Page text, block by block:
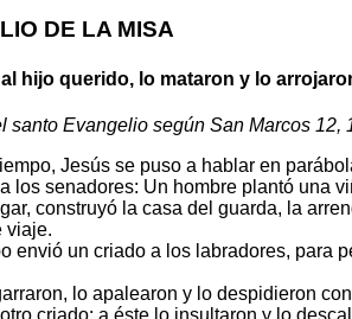
DE LA MISA
hijo querido, lo mataron y lo
santo Evangelio según San Marcos 12,
Jesús se puso a hablar en
los senadores: Un hombre plantó una
construyó la casa del guarda, la
viaje.
envió un criado a los labradores, para
lo apalearon y lo despidieron
criado: a éste lo insultaron y lo